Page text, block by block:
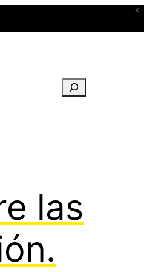
X
Buscar
las